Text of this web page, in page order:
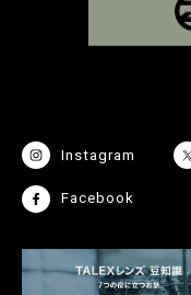
Instagram
Facebook